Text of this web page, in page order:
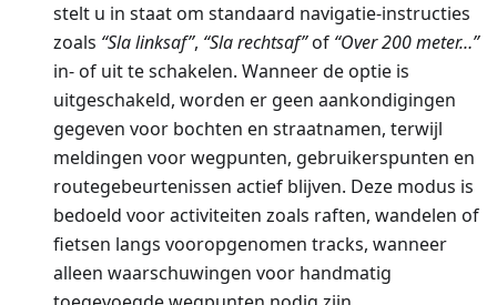
stelt u in staat om standaard navigatie-instructies
zoals “Sla linksaf”, “Sla rechtsaf”of “Over 200 meter…”
in- of uit te schakelen. Wanneer de optie is
uitgeschakeld, worden er geen aankondigingen
gegeven voor bochten en straatnamen, terwijl
meldingen voor wegpunten, gebruikerspunten en
routegebeurtenissen actief blijven. Deze modus is
bedoeld voor activiteiten zoals raften, wandelen of
fietsen langs vooropgenomen tracks, wanneer
alleen waarschuwingen voor handmatig